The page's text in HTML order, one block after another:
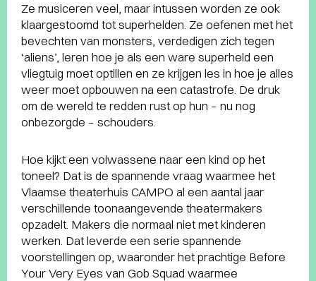
Ze musiceren veel, maar intussen worden ze ook
klaargestoomd tot superhelden. Ze oefenen met het
bevechten van monsters, verdedigen zich tegen
‘aliens’, leren hoe je als een ware superheld een
vliegtuig moet optillen en ze krijgen les in hoe je alles
weer moet opbouwen na een catastrofe. De druk
om de wereld te redden rust op hun – nu nog
onbezorgde – schouders.
Hoe kijkt een volwassene naar een kind op het
toneel? Dat is de spannende vraag waarmee het
Vlaamse theaterhuis CAMPO al een aantal jaar
verschillende toonaangevende theatermakers
opzadelt. Makers die normaal niet met kinderen
werken. Dat leverde een serie spannende
voorstellingen op, waaronder het prachtige Before
Your Very Eyes van Gob Squad waarmee